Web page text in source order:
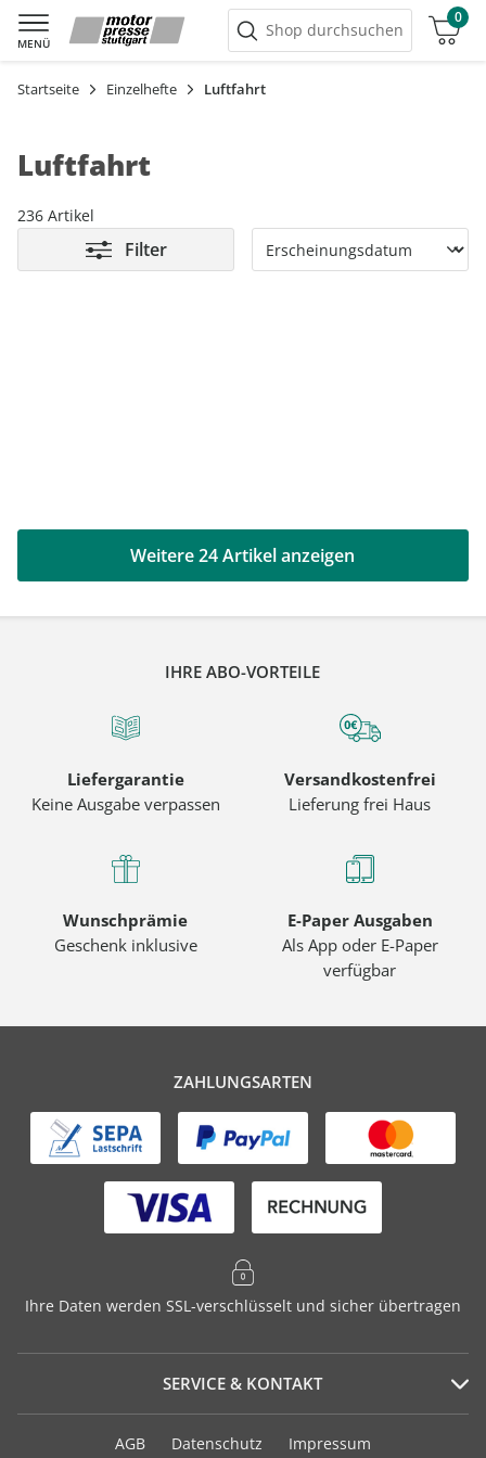
MENÜ
Shop durchsuchen
0
Warenkorb
Startseite Einzelhefte Luftfahrt
Luftfahrt
236 Artikel
Filter
Weitere 24 Artikel anzeigen
IHRE ABO-VORTEILE
Liefergarantie
Keine Ausgabe verpassen
Versandkostenfrei
Lieferung frei Haus
Wunschprämie
Geschenk inklusive
E-Paper Ausgaben
Als App oder E-Paper
verfügbar
ZAHLUNGSARTEN
Ihre Daten werden SSL-verschlüsselt und sicher übertragen
SERVICE & KONTAKT
Serviceportal
AGB Datenschutz Impressum